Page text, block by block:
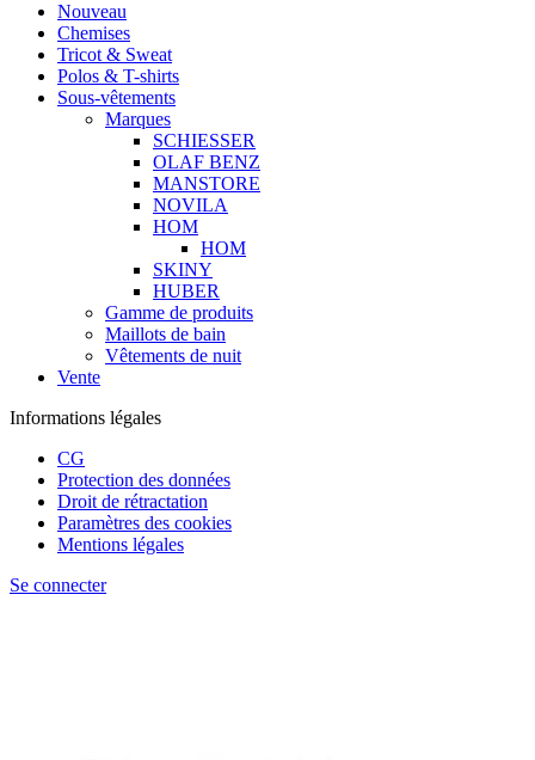
Nouveau
Chemises
Tricot & Sweat
Polos & T-shirts
Sous-vêtements
Marques
SCHIESSER
OLAF BENZ
MANSTORE
NOVILA
HOM
HOM
SKINY
HUBER
Gamme de produits
Maillots de bain
Vêtements de nuit
Vente
Informations légales
CG
Protection des données
Droit de rétractation
Paramètres des cookies
Mentions légales
Se connecter